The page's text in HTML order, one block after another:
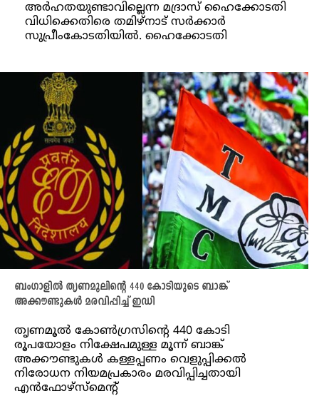
അർഹതയുണ്ടാവില്ലെന്ന മദ്രാസ് ഹൈക്കോടതി
വിധിക്കെതിരെ തമിഴ്‌നാട് സർക്കാർ
സുപ്രീംകോടതിയിൽ. ഹൈക്കോടതി
ബംഗാളിൽ തൃണമൂലിന്റെ 440 കോടിയുടെ ബാങ്ക്
അക്കൗണ്ടുകള്‍ മരവിപ്പിച്ച് ഇഡി
തൃണമൂല്‍ കോണ്‍ഗ്രസിന്റെ 440 കോടി
രൂപയോളം നിക്ഷേപമുള്ള മൂന്ന് ബാങ്ക്
അക്കൗണ്ടുകള്‍ കള്ളപ്പണം വെളുപ്പിക്കല്‍
നിരോധന നിയമപ്രകാരം മരവിപ്പിച്ചതായി
എന്‍ഫോഴ്സ്മെന്റ്